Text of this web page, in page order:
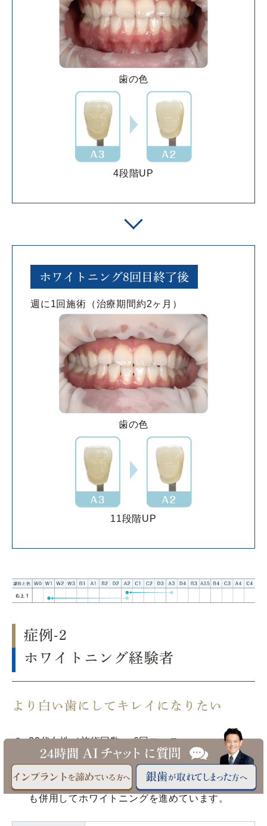
歯の色
4段階UP
ホワイトニング8回目終了後
週に1回施術（治療期間約2ヶ月）
歯の色
11段階UP
症例-2
ホワイトニング経験者
より白い歯にしてキレイになりたい
30代女性／施術回数： 6回コース
施術5回目頃、最高の白さに到達！ ！
現在はW0カラーを目指し、ホームホワイトニング
も併用してホワイトニングを進めています。